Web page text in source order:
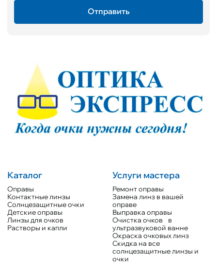
Каталог
Оправы
Контактные линзы
Солнцезащитные очки
Детские оправы
Линзы для очков
Растворы и капли
Услуги мастера
Ремонт оправы
Замена линз в вашей
оправе
Выправка оправы
Очистка очков в
ультразвуковой ванне
Окраска очковых линз
Скидка на все
солнцезащитные линзы и
очки